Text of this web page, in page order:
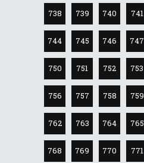
738 739 740 741
744 745 746 747
750 751 752 753
756 757 758 759
762 763 764 765
768 769 770 771